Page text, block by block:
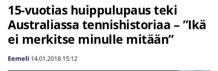
15-vuotias huippulupaus teki
Australiassa tennishistoriaa – ”Ikä
ei merkitse minulle mitään”
Eemeli 14.01.2018 15:12